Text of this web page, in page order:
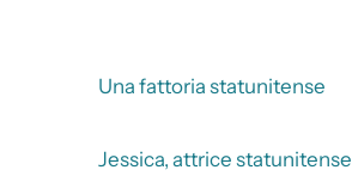
Una fattoria statunitense
Jessica, attrice statunitense